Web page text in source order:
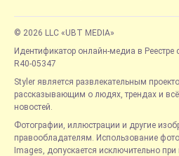
© 2026 LLC «UBT MEDIA»
Идентификатор онлайн-медиа в Реестре
R40-05347
Styler является развлекательным
рассказывающим о людях, трендах и
новостей.
Фотографии, иллюстрации и другие
правообладателям. Использование
Images, допускается исключительно